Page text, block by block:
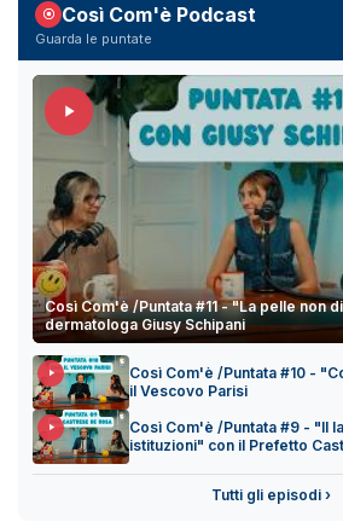
Così Com'è Podcast
Guarda le puntate
Così Com'è /Puntata #11 - "La pelle non
dermatologa Giusy Schipani
Così Com'è /Puntata #10 -
il Vescovo Parisi
Così Com'è /Puntata #9 - "Il
istituzioni" con il Prefetto
Tutti gli episodi ›